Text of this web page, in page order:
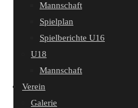
Mannschaft
Spielplan
Spielberichte U16
U18
Mannschaft
Verein
Galerie